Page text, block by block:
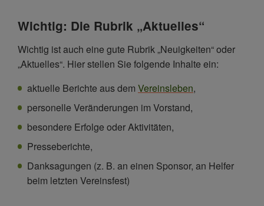
Wichtig: Die Rubrik „Aktuelles“
Wichtig ist auch eine gute Rubrik „Neuigkeiten“ oder
„Aktuelles“. Hier stellen Sie folgende Inhalte ein:
aktuelle Berichte aus dem Vereinsleben,
personelle Veränderungen im Vorstand,
besondere Erfolge oder Aktivitäten,
Presseberichte,
Danksagungen (z. B. an einen Sponsor, an Helfer
beim letzten Vereinsfest)